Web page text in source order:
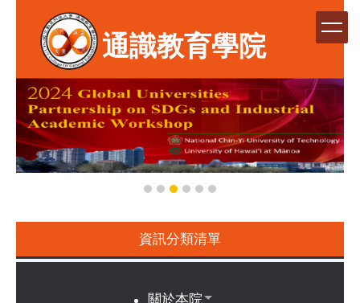
內
通識教育學院
資訊分類清單
關於本院